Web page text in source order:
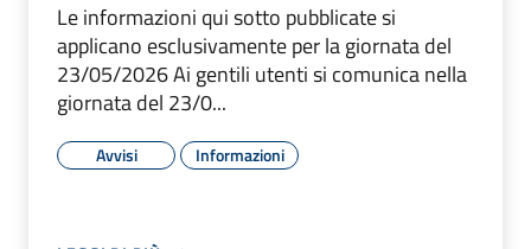
Le informazioni qui sotto pubblicate si
applicano esclusivamente per la giornata del
23/05/2026 Ai gentili utenti si comunica nella
giornata del 23/0...
Avvisi Informazioni